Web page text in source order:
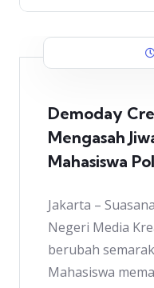
Demoday
Mengasah
Mahasiswa
Jakarta –
Negeri Media
berubah
Mahasiswa